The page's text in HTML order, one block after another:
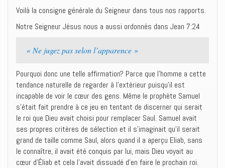
Voilà la consigne générale du Seigneur dans tous nos rapports.
Notre Seigneur Jésus nous a aussi ordonnés dans Jean 7:24
« Ne jugez pas selon l’apparence »
Pourquoi donc une telle affirmation? Parce que l’homme a cette
tendance naturelle de regarder à l’extérieur puisqu’il est
incapable de voir le cœur des gens. Même le prophète Samuel
s’était fait prendre à ce jeu en tentant de discerner qui serait
le roi que Dieu avait choisi pour remplacer Saul. Samuel avait
ses propres critères de sélection et il s’imaginait qu’il serait
grand de taille comme Saul, alors quand il a aperçu Eliab, sans
le connaître, il avait été conquis par lui, mais Dieu voyait au
cœur d’Éliab et cela l’avait dissuadé d’en faire le prochain roi.